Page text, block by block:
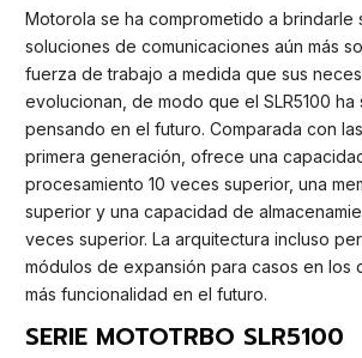
Motorola se ha comprometido a brindarle
soluciones de comunicaciones aún más
fuerza de trabajo a medida que sus
evolucionan, de modo que el SLR5100 ha
pensando en el futuro. Comparada con
primera generación, ofrece una
procesamiento 10 veces superior, una
superior y una capacidad de
veces superior. La arquitectura incluso
módulos de expansión para casos en los
más funcionalidad en el futuro.
SERIE MOTOTRBO SLR5100